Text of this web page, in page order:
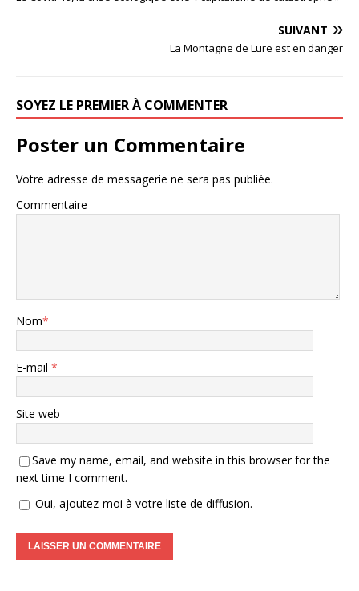
SUIVANT
La Montagne de Lure est en danger
SOYEZ LE PREMIER À COMMENTER
Poster un Commentaire
Votre adresse de messagerie ne sera pas publiée.
Commentaire
Nom*
E-mail *
Site web
Save my name, email, and website in this browser for the
next time I comment.
Oui, ajoutez-moi à votre liste de diffusion.